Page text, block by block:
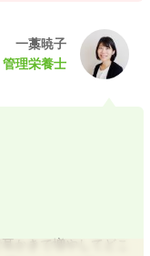
一藁暁子
管理栄養士
かきで増やしてどこ